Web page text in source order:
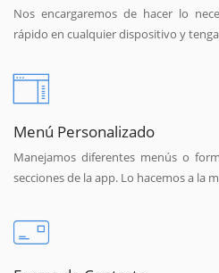
Nos encargaremos de hacer lo
rápido en cualquier dispositivo y
Menú Personalizado
Manejamos diferentes menús o
secciones de la app. Lo hacemos a la